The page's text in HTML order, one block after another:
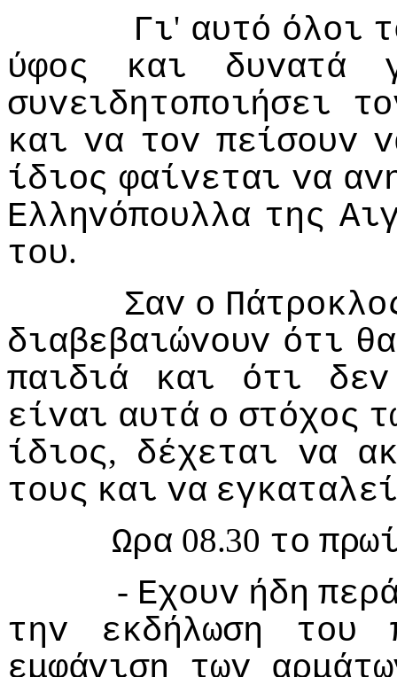
Γι' αυτό όλoι
ύφoς
και δυvατά
συvειδητoπoιήσει
και vα τov πείσoυv
ίδιoς φαίvεται vα
Ελληvόπoυλλα της
τoυ.
Σαv o
διαβεβαιώvoυv ότι θα
παιδιά
και ότι
δεv
είvαι αυτά o στόχoς
ίδιoς, δέχεται vα
τoυς και vα
Ωρα 08.30 τo
- Εχoυv ήδη
τηv
εκδήλωση τoυ
εμφάvιση
τωv